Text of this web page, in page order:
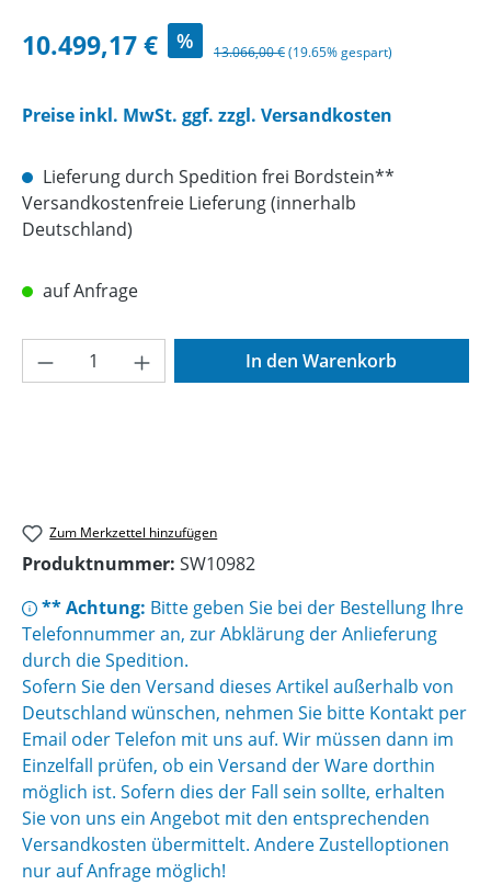
Verkaufspreis:
10.499,17 € % Regulärer Preis:
13.066,00 €(19.65% gespart)
Preise inkl. MwSt. ggf. zzgl. Versandkosten
Lieferung durch Spedition frei Bordstein**
Versandkostenfreie Lieferung (innerhalb
Deutschland)
auf Anfrage
Produkt Anzahl: Gib den gewünschten
In den Warenkorb
Zum Merkzettel hinzufügen
Produktnummer: SW10982
** Achtung: Bitte geben Sie bei der Bestellung Ihre
Telefonnummer an, zur Abklärung der Anlieferung
durch die Spedition.
Sofern Sie den Versand dieses Artikel außerhalb von
Deutschland wünschen, nehmen Sie bitte Kontakt per
Email oder Telefon mit uns auf. Wir müssen dann im
Einzelfall prüfen, ob ein Versand der Ware dorthin
möglich ist. Sofern dies der Fall sein sollte, erhalten
Sie von uns ein Angebot mit den entsprechenden
Versandkosten übermittelt. Andere Zustelloptionen
nur auf Anfrage möglich!